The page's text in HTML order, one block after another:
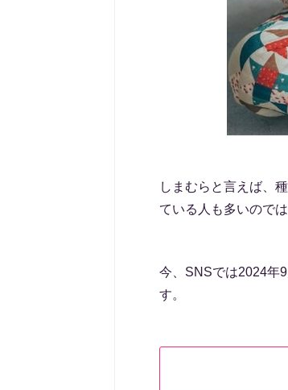
しまむらと言えば、
ている人も多いので
今、SNSでは2024年
す。